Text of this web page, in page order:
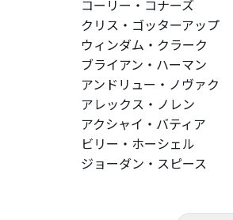
コーリー・コナーズ
クリス・ゴッターアップ
ウィンダム・クラーク
ブライアン・ハーマン
アンドリュー・ノヴァク
アレックス・ノレン
アクシャイ・バティア
ビリー・ホーシェル
ジョーダン・スピース